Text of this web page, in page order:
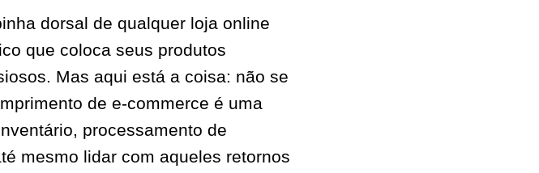
dorsal de qualquer loja online
que coloca seus produtos
Mas aqui está a coisa: não se
de e-commerce é uma
processamento de
mesmo lidar com aqueles retornos